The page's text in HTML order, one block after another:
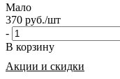
Мало
370 руб./шт
-
В корзину
Акции и скидки